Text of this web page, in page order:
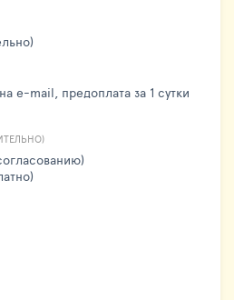
e-mail, предоплата за 1 сутки